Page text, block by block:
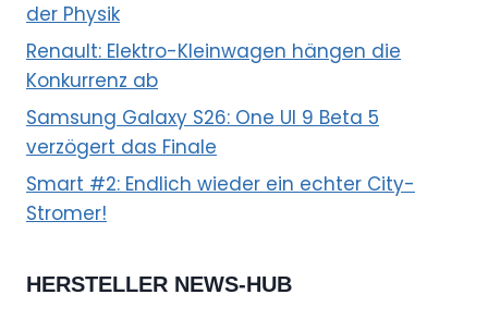
der Physik
Renault: Elektro-Kleinwagen hängen die
Konkurrenz ab
Samsung Galaxy S26: One UI 9 Beta 5
verzögert das Finale
Smart #2: Endlich wieder ein echter City-
Stromer!
HERSTELLER NEWS-HUB